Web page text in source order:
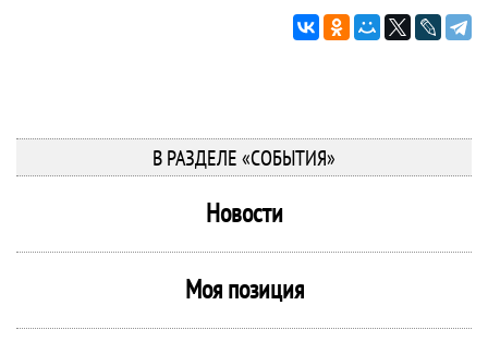
В РАЗДЕЛЕ «СОБЫТИЯ»
Новости
Моя позиция